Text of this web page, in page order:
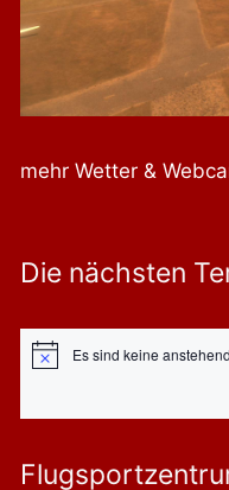
mehr Wetter &
Die nächsten
HinweisEs sind keine